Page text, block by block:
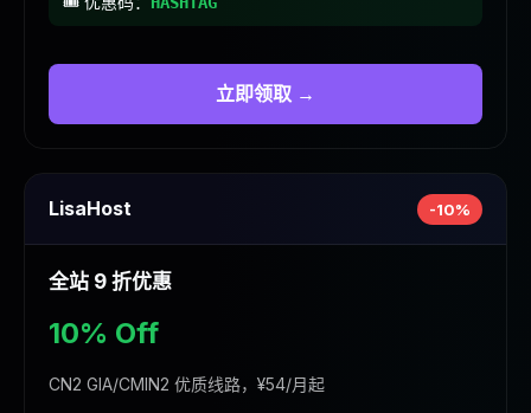
立即领取 →
LisaHost -10%
全站 9 折优惠
10% Off
CN2 GIA/CMIN2 优质线路，¥54/月起